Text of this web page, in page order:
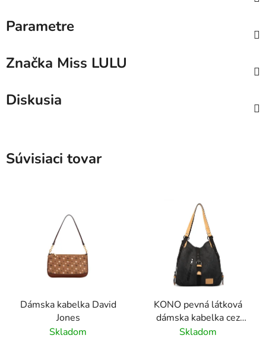
Parametre
Značka Miss LULU
Diskusia
Súvisiaci tovar
Dámska kabelka David
Jones
Skladom
KONO pevná látková
dámska kabelka cez
rameno čierna
Skladom